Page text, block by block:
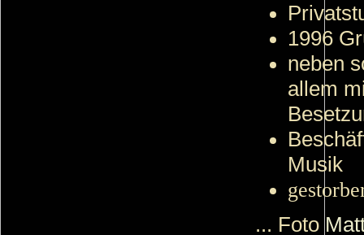
1996
neben
allem
Musik
... Foto